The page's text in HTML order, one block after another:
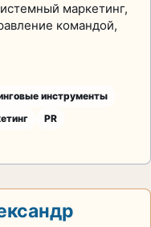
маркетинг,
командой,
инструменты
PR